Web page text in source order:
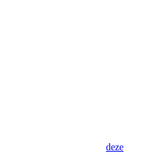
deze